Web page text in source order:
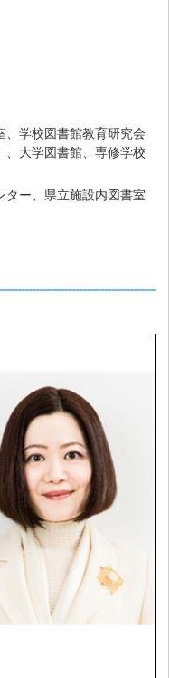
校図書館教育研究会
、大学図書館、専修学校
、県立施設内図書室